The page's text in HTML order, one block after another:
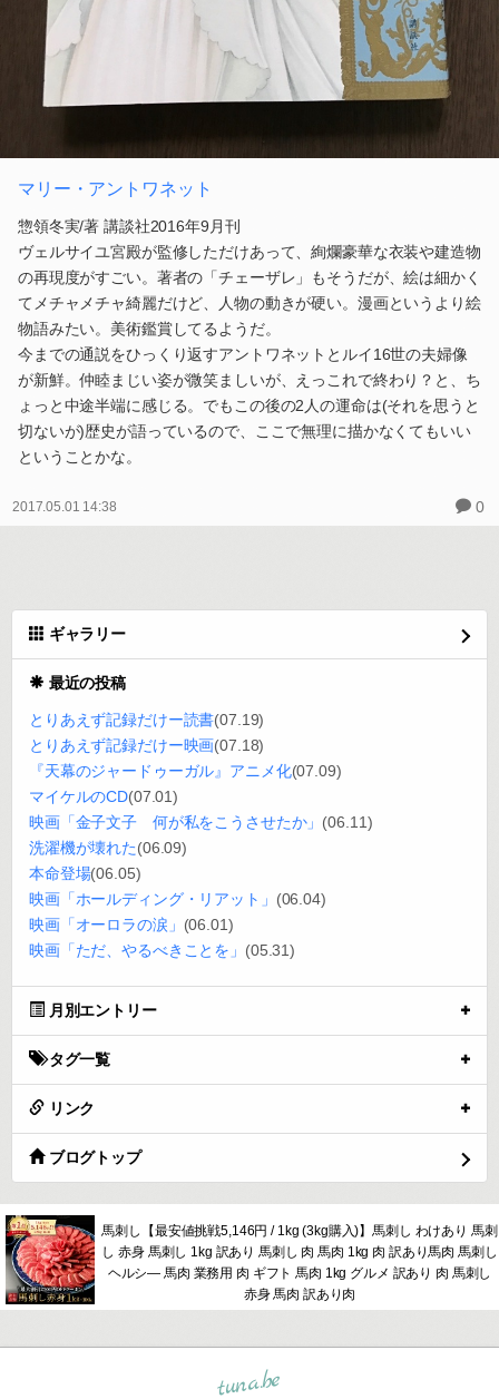
マリー・アントワネット
惣領冬実/著 講談社2016年9月刊
ヴェルサイユ宮殿が監修しただけあって、絢爛豪華な衣装や建造物
の再現度がすごい。著者の「チェーザレ」もそうだが、絵は細かく
てメチャメチャ綺麗だけど、人物の動きが硬い。漫画というより絵
物語みたい。美術鑑賞してるようだ。
今までの通説をひっくり返すアントワネットとルイ16世の夫婦像
が新鮮。仲睦まじい姿が微笑ましいが、えっこれで終わり？と、ち
ょっと中途半端に感じる。でもこの後の2人の運命は(それを思うと
切ないが)歴史が語っているので、ここで無理に描かなくてもいい
ということかな。
2017.05.01 14:38 0
ギャラリー
最近の投稿
とりあえず記録だけー読書(07.19)
とりあえず記録だけー映画(07.18)
『天幕のジャードゥーガル』アニメ化(07.09)
マイケルのCD(07.01)
映画「金子文子 何が私をこうさせたか」 (06.11)
洗濯機が壊れた(06.09)
本命登場(06.05)
映画「ホールディング・リアット」 (06.04)
映画「オーロラの涙」 (06.01)
映画「ただ、やるべきことを」 (05.31)
月別エントリー
タグ一覧
リンク
ブログトップ
馬刺し【最安値挑戦5,146円 / 1kg (3kg購入)】馬刺し わけあり 馬刺
し 赤身 馬刺し 1kg 訳あり 馬刺し 肉 馬肉 1kg 肉 訳あり馬肉 馬刺し
ヘルシ― 馬肉 業務用 肉 ギフト 馬肉 1kg グルメ 訳あり 肉 馬刺し
赤身 馬肉 訳あり肉
tuna.be